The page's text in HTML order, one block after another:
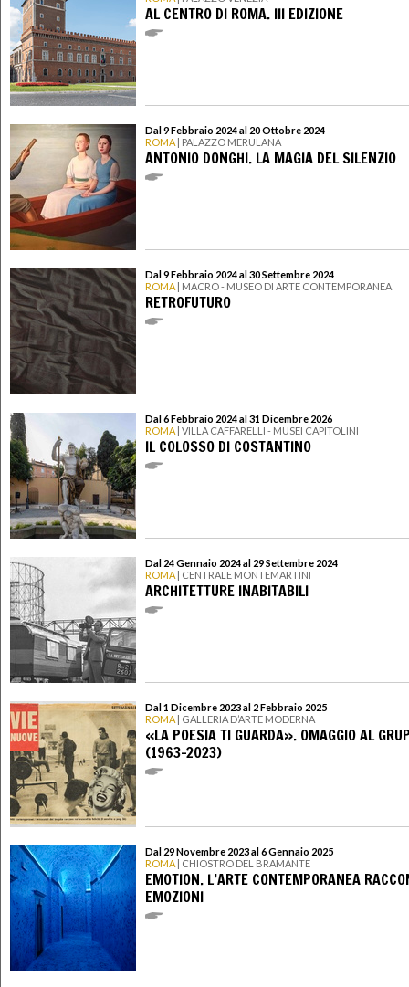
AL CENTRO DI ROMA. III EDIZIONE
Dal 9 Febbraio 2024 al 20 Ottobre 2024
ROMA | PALAZZO MERULANA
ANTONIO DONGHI. LA MAGIA DEL SILENZIO
Dal 9 Febbraio 2024 al 30 Settembre 2024
ROMA | MACRO - MUSEO DI ARTE CONTEMPORANEA
RETROFUTURO
Dal 6 Febbraio 2024 al 31 Dicembre 2026
ROMA | VILLA CAFFARELLI - MUSEI CAPITOLINI
IL COLOSSO DI COSTANTINO
Dal 24 Gennaio 2024 al 29 Settembre 2024
ROMA | CENTRALE MONTEMARTINI
ARCHITETTURE INABITABILI
Dal 1 Dicembre 2023 al 2 Febbraio 2025
ROMA | GALLERIA D’ARTE MODERNA
«LA POESIA TI GUARDA». OMAGGIO AL
(1963-2023)
Dal 29 Novembre 2023 al 6 Gennaio 2025
ROMA | CHIOSTRO DEL BRAMANTE
EMOTION. L’ARTE CONTEMPORANEA
EMOZIONI